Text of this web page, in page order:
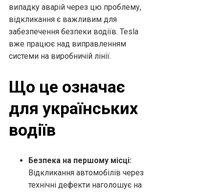
випадку аварій через цю проблему,
відкликання є важливим для
забезпечення безпеки водіїв. Tesla
вже працює над виправленням
системи на виробничій лінії.
Що це означає
для українських
водіїв
Безпека на першому місці:
Відкликання автомобілів через
технічні дефекти наголошує на